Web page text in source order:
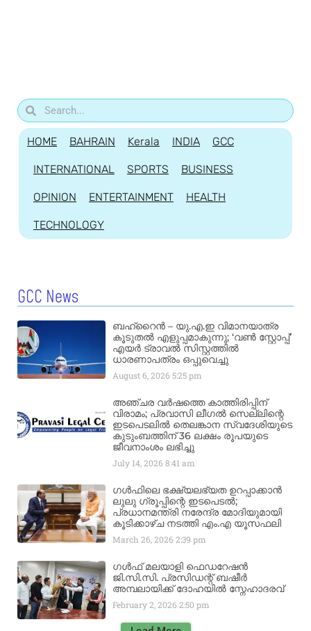
HOME BAHRAIN Kerala INDIA GCC
INTERNATIONAL SPORTS BUSINESS
OPINION ENTERTAINMENT HEALTH
TECHNOLOGY
GCC News
ബഹ്‌റൈൻ – യു.എ.ഇ വിമാനയാത്ര
കൂടുതൽ എളുപ്പമാകുന്നു; ‘വൺ സ്റ്റോപ്പ്’
എയർ ട്രാവൽ സിസ്റ്റത്തിൽ
ധാരണാപത്രം ഒപ്പുവെച്ചു
August 6, 20265:25 pm
അഞ്ചര വർഷത്തെ കാത്തിരിപ്പിന്
വിരാമം; പ്രവാസി ലീഗൽ സെല്ലിന്റെ
ഇടപെടലിൽ തെലങ്കാന സ്വദേശിയുടെ
കുടുംബത്തിന് 36 ലക്ഷം രൂപയുടെ
ജീവനാംശം ലഭിച്ചു
July 14, 20268:41 am
ഗൾഫിലെ ഭക്ഷ്യലഭ്യത ഉറപ്പാക്കാൻ
ലുലു ഗ്രൂപ്പിന്റെ ഇടപെടൽ;
പ്രധാനമന്ത്രി നരേന്ദ്ര മോദിയുമായി
കൂടിക്കാഴ്ച നടത്തി എം.എ യൂസഫലി
March 26, 20262:39 pm
ഗൾഫ് മലയാളി ഫെഡറേഷൻ
ജി.സി.സി. പ്രസിഡന്റ് ബഷീർ
അമ്പലായിക്ക് ദോഹയിൽ സ്നേഹാദരവ്
February 2, 20262:50 pm